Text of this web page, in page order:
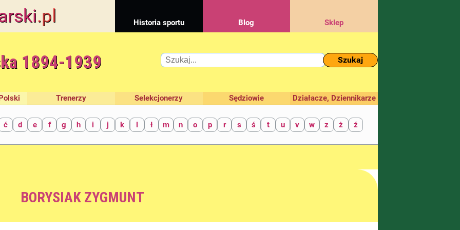
.pl Historia sportu Blog Sklep
1894-1939 Szukaj
Trenerzy Selekcjonerzy Sędziowie Działacze, Dziennikarze
ć d e f g h i j k l ł m n o p r s ś t u v w z ż ź
BORYSIAK ZYGMUNT